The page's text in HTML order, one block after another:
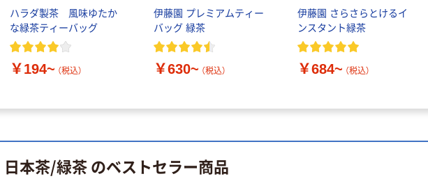
ハラダ製茶 風味ゆたか
な緑茶ティーバッグ
￥194~ （税込）
伊藤園 プレミアムティー
バッグ 緑茶
￥630~ （税込）
伊藤園 さらさらとけるイ
ンスタント緑茶
￥684~ （税込）
日本茶/緑茶 のベストセラー商品
0.22mm 布テー
プ
￥145~ （税込）
FSC認証 シング
ル 大王製紙共同
企画 オリジナル
￥149~ （税込）
￥159~ （税込）